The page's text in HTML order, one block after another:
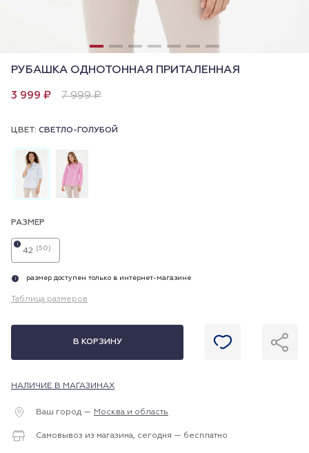
РУБАШКА ОДНОТОННАЯ ПРИТАЛЕННАЯ
3 999 ₽ 7 999 ₽
ЦВЕТ: СВЕТЛО-ГОЛУБОЙ
РАЗМЕР
42 (50)
i
i размер доступен только в интернет-магазине
Таблица размеров
В КОРЗИНУ
НАЛИЧИЕ В МАГАЗИНАХ
Ваш город — Москва и область
Самовывоз из магазина, сегодня — бесплатно